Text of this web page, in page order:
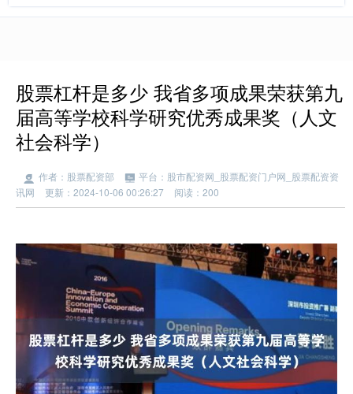
股票杠杆是多少 我省多项成果荣获第九
届高等学校科学研究优秀成果奖（人文
社会科学）
作者：股票配资部
平台：股市配资网_股票配资门户网_股票配资资
讯网
更新：2024-10-06 00:26:27 阅读：200